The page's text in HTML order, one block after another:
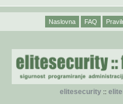
Naslovna FAQ
elitesecurity::